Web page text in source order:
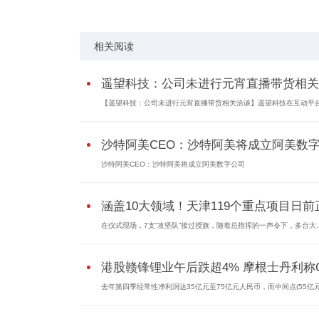
相关阅读
遥望科技：公司未进行元宵直播带货相
【遥望科技：公司未进行元宵直播带货相关洽谈】遥望科技在互动平
沙特阿美CEO：沙特阿美将成立阿美数字
沙特阿美CEO：沙特阿美将成立阿美数字公司
涵盖10大领域！天津119个重点项目日前
在仪式现场，7支“攻坚队”接过授旗，随着总指挥的一声令下，多台大...
港股赣锋锂业午后跌超4% 摩根士丹利称
去年第四季经常性净利润达35亿元至75亿元人民币，而中间点(55亿元